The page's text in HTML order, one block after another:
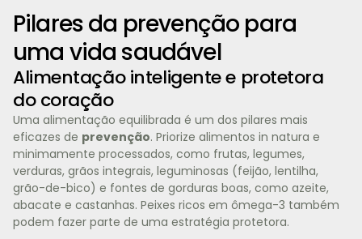
Pilares da prevenção para
uma vida saudável
Alimentação inteligente e protetora
do coração
Uma alimentação equilibrada é um dos pilares mais
eficazes de prevenção. Priorize alimentos in natura e
minimamente processados, como frutas, legumes,
verduras, grãos integrais, leguminosas (feijão, lentilha,
grão-de-bico) e fontes de gorduras boas, como azeite,
abacate e castanhas. Peixes ricos em ômega-3 também
podem fazer parte de uma estratégia protetora.